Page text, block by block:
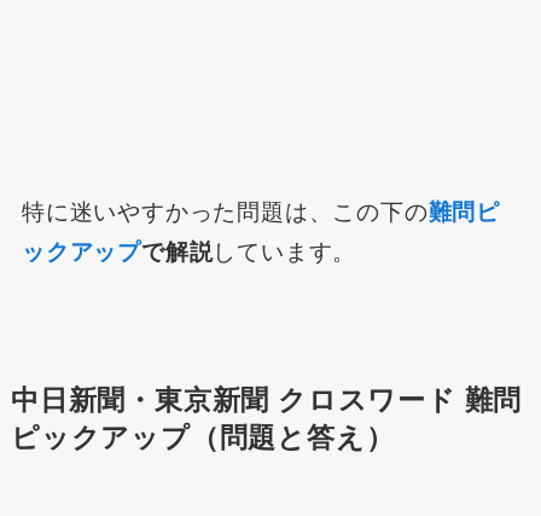
特に迷いやすかった問題は、この下の難問ピ
ックアップで解説しています。
中日新聞・東京新聞 クロスワード 難問
ピックアップ（問題と答え）